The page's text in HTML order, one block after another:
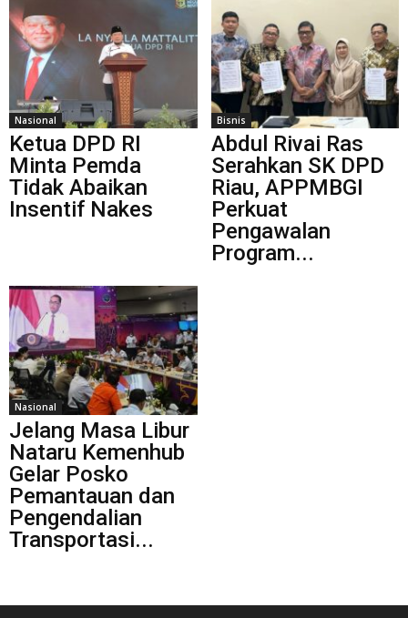
Nasional
Ketua DPD RI
Minta Pemda
Tidak Abaikan
Insentif Nakes
Bisnis
Abdul Rivai Ras
Serahkan SK DPD
Riau, APPMBGI
Perkuat
Pengawalan
Program...
Nasional
Jelang Masa Libur
Nataru Kemenhub
Gelar Posko
Pemantauan dan
Pengendalian
Transportasi...